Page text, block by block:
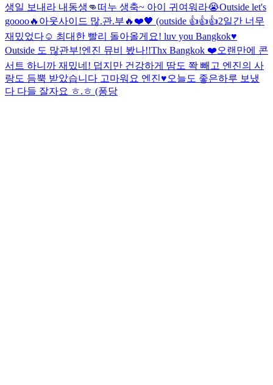
생일 보내라 내동생👊 떠누 생축~ 아이 귀여워라😭Outside let's
goooo🔥 아웃사이드 많.관.부🔥 ❤️🖤 (outside 👍👍👍2일간 너무
재밌었다☺️ 최대한 빨리 돌아올게요! luv you Bangkok♥️
Outside 도 많관부!엔진 뮤비 봤나!!Thx Bangkok ❤️오랜만에 콘
서트 하니까 재밌네! 덥지만 건강하게 땀도 쫙 빼고 엔진의 사
랑도 듬뿍 받았습니다 고마워요 엔진♥️오늘도 좋은하루 보냈
다 다들 잘자요 ㅎ.ㅎ (퐁당